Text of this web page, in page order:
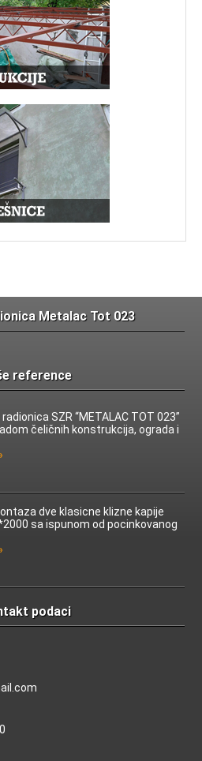
Metalac Tot 023
reference
SZR “METALAC TOT 023”
čeličnih konstrukcija, ograda i
dve klasicne klizne kapije
sa ispunom od pocinkovanog
podaci